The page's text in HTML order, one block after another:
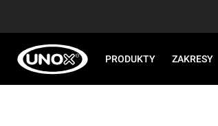
PRODUKTY ZAKRESY